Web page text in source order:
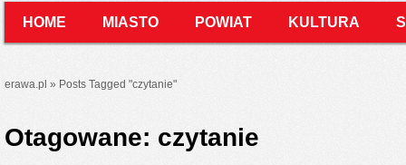
HOME MIASTO POWIAT KULTURA
erawa.pl » Posts Tagged "czytanie"
Otagowane: czytanie